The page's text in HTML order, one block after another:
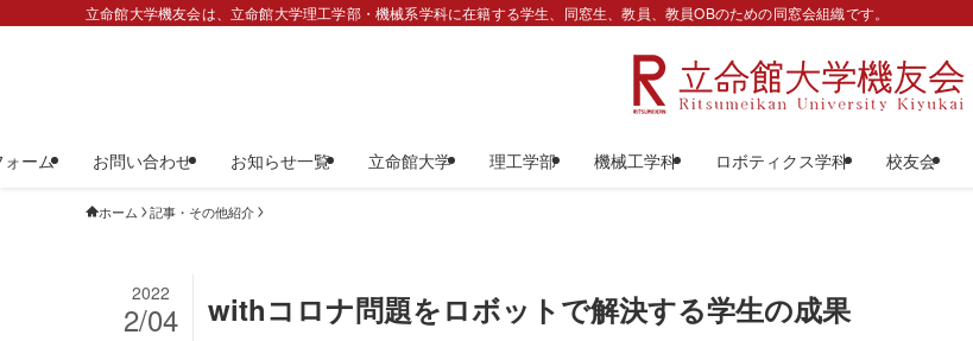
立命館大学機友会は、立命館大学理工学部・機械系学科に在籍する学生、同窓生、教員、教員OBのための同窓会組織です。
ーム お問い合わせ お知らせ一覧 立命館大学 理工学部 機械工学科 ロボティクス学科 校友会
ホーム 記事・その他紹介
withコロナ問題をロボットで解決する学生の成果
2022
2/04